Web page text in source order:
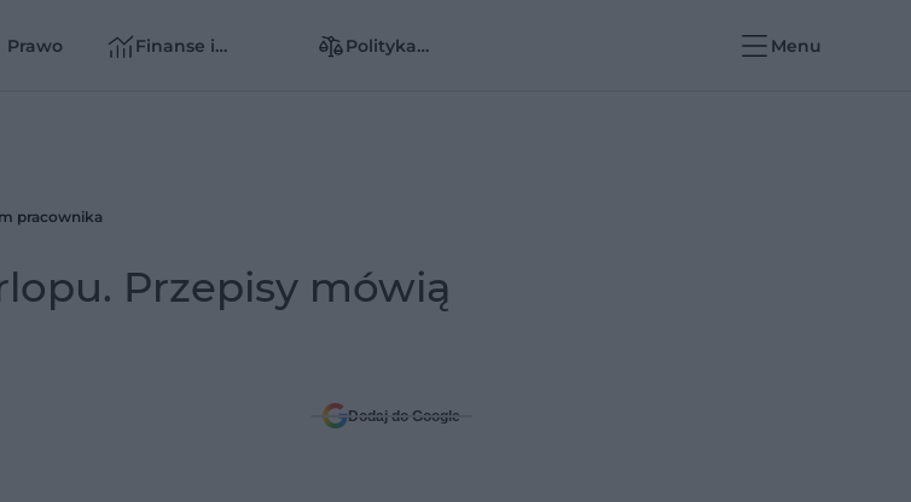
Prawo
Finanse i
Polityka
Menu
pracownika
Przepisy mówią
Dodaj do Google